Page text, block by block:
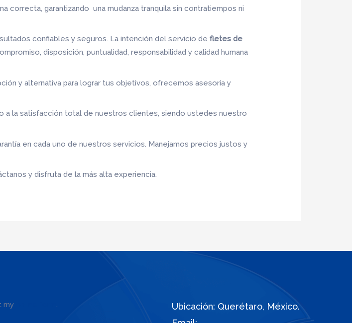
correcta, garantizando una mudanza tranquila sin contratiempos ni
confiables y seguros. La intención del servicio defletes de
disposición, puntualidad, responsabilidad y calidad humana
y alternativa para lograr tus objetivos, ofrecemos asesoría y
a la satisfacción total de nuestros clientes, siendo ustedes nuestro
en cada uno de nuestros servicios. Manejamos precios justos y
y disfruta de la más alta experiencia.
my .
Ubicación: Querétaro, México.